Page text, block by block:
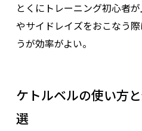
とくにトレーニング初心者
やサイドレイズをおこなう
うが効率がよい。
ケトルベルの使い方
選